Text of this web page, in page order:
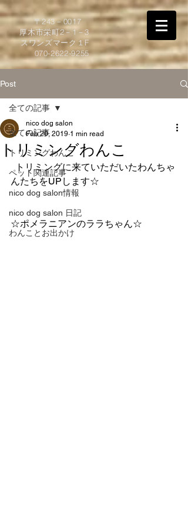
​〒243－0017
厚木市栄町2－1－3
スワンズマーク１F
070-2622-9255
Post
全ての記事
トリミングわんこ
ペット関連記事
nico dog salon情報
nico dog salon 日記
わんことお出かけ
全ての記事
トリミングわんこ
nico dog salon
Feb 20, 2019 1 min read
  トリミングに来ていただいたわんちゃ
んたちをUPします☆
☆ポメラニアンのララちゃん☆